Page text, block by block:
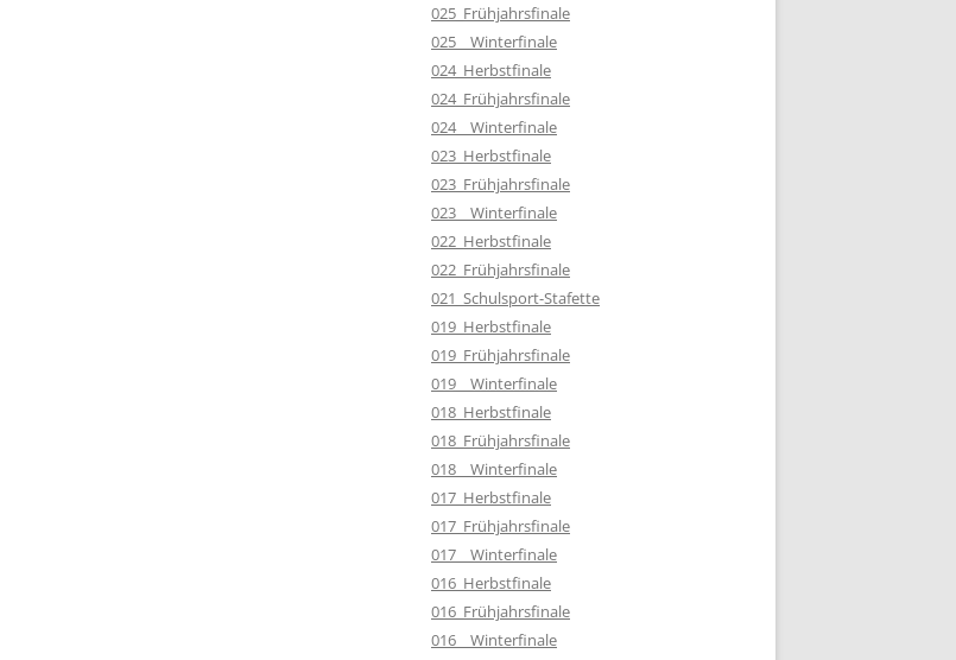
025_Frühjahrsfinale
025__Winterfinale
024_Herbstfinale
024_Frühjahrsfinale
024__Winterfinale
023_Herbstfinale
023_Frühjahrsfinale
023__Winterfinale
022_Herbstfinale
022_Frühjahrsfinale
021_Schulsport-Stafette
019_Herbstfinale
019_Frühjahrsfinale
019__Winterfinale
018_Herbstfinale
018_Frühjahrsfinale
018__Winterfinale
017_Herbstfinale
017_Frühjahrsfinale
017__Winterfinale
016_Herbstfinale
016_Frühjahrsfinale
016__Winterfinale